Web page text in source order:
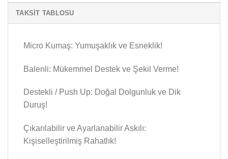
TAKSIT TABLOSU
Micro Kumaş: Yumuşaklık ve Esneklik!
Balenli: Mükemmel Destek ve Şekil Verme!
Destekli / Push Up: Doğal Dolgunluk ve Dik
Duruş!
Çıkarılabilir ve Ayarlanabilir Askılı:
Kişiselleştirilmiş Rahatlık!